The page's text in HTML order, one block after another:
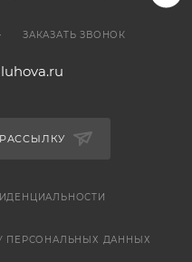
ЗАКАЗАТЬ ЗВОНОК
ПЕРСОНАЛЬНЫХ ДАННЫХ